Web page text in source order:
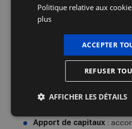
à un tiers.
Clause d'agrément
conseil d'administration ou
générale des actionnaires
vente d'actions.
financement
Apport de capitaux :
Politique relative aux
plus
ACCEPTER
REFUSER
AFFICHER LES DÉTAILS